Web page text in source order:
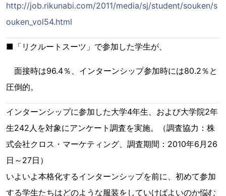
http://job.rikunabi.com/2011/media/sj/student/souken/s
ouken_vol54.html
■「リクルートスーツ」で参加した学生が、
面接時は96.4％、インターンシップ参加時には80.2％と
圧倒的。
インターンシップに参加した大学4年生、および大学院2年
生242人を対象にアンケート調査を実施。（調査協力：株
式会社クロス・マーケティング、調査期間：2010年6月26
日～27日）
いよいよ本格化するインターンシップを前に、初めて参加
する学生たちはどのような服装をしていけばよいのか悩む